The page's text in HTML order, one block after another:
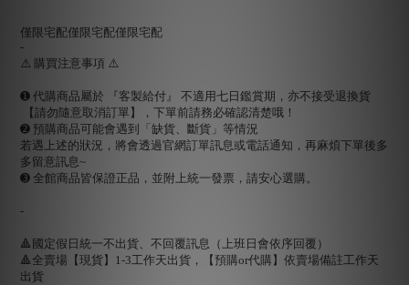
僅限宅配僅限宅配僅限宅配
-
⚠️ 購買注意事項 ⚠️
➊ 代購商品屬於 『客製給付』 不適用七日鑑賞期，亦不接受退換貨
【請勿隨意取消訂單】，下單前請務必確認清楚哦！
➋ 預購商品可能會遇到「缺貨、斷貨」等情況
若遇上述的狀況，將會透過官網訂單訊息或電話通知，再麻煩下單後多
多留意訊息~
➌ 全館商品皆保證正品，並附上統一發票，請安心選購。
-
🔺國定假日統一不出貨、不回覆訊息（上班日會依序回覆）
🔺全賣場【現貨】1-3工作天出貨，【預購or代購】依賣場備註工作天
出貨